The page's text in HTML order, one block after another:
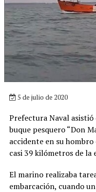
5 de julio de 2020
Prefectura Naval
buque pesquero “Don
accidente en su
casi 39 kilómetros de
El marino realizaba
embarcación, cuando